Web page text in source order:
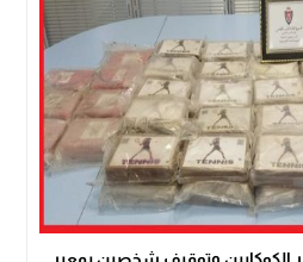
مخدر الكوكايين وتوقيف شخصين بمعبر